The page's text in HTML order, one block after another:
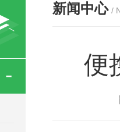
新闻中心 /
便